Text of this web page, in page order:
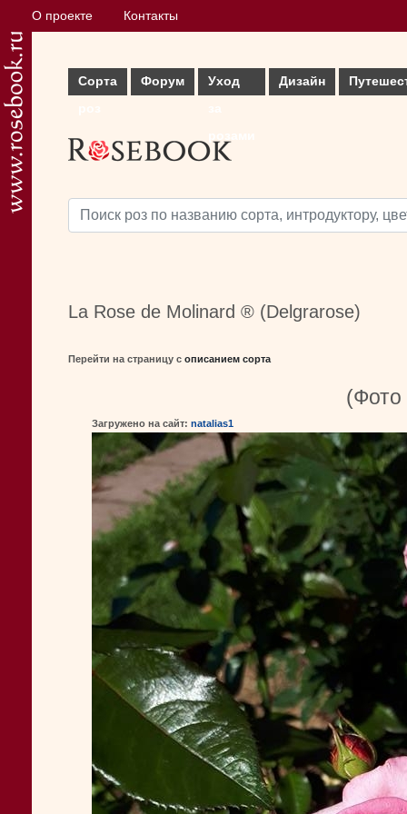
О проекте Контакты
Сорта
Форум
Уход
Дизайн
La Rose de Molinard ® (Delgrarose)
Перейти на страницу с описанием сорта
(Фото
Загружено на сайт: natalias1